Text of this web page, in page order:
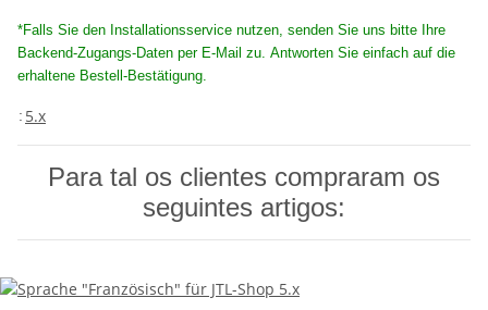
*Falls Sie den Installationsservice nutzen, senden Sie uns bitte Ihre
Backend-Zugangs-Daten per E-Mail zu. Antworten Sie einfach auf die
erhaltene Bestell-Bestätigung.
: 5.x
Para tal os clientes compraram os
seguintes artigos: